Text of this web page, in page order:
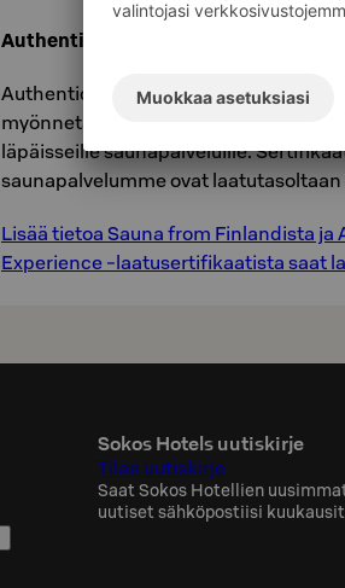
Authentic Finnish Sauna
Authentic Finnish Sauna Experience
myönnetään Sauna from Finlandin
läpäisseille saunapalveluille.
saunapalvelumme ovat
Lisää tietoa Sauna from Finlandista ja
Experience -laatusertifikaatista saat
Sokos Hotels uutiskirje
Tilaa uutiskirje
Saat Sokos Hotellien
uutiset sähköpostiisi